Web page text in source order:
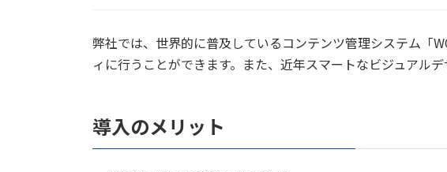
弊社では、世界的に普及しているコンテンツ管理システム「
ィに行うことができます。また、近年スマートなビジュアル
導入のメリット